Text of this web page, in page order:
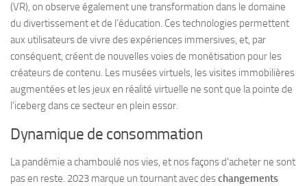
(VR), on observe également une transformation dans le domaine
du divertissement et de l’éducation. Ces technologies permettent
aux utilisateurs de vivre des expériences immersives, et, par
conséquent, créent de nouvelles voies de monétisation pour les
créateurs de contenu. Les musées virtuels, les visites immobilières
augmentées et les jeux en réalité virtuelle ne sont que la pointe de
l’iceberg dans ce secteur en plein essor.
Dynamique de consommation
La pandémie a chamboulé nos vies, et nos façons d’acheter ne sont
pas en reste. 2023 marque un tournant avec deschangements